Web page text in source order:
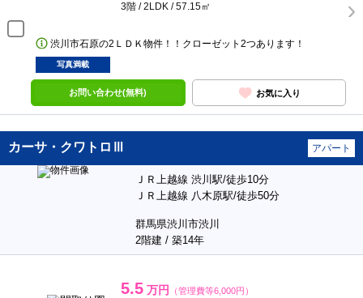
3階 / 2LDK / 57.15㎡
渋川市石原の2ＬＤＫ物件！！クローゼット2つあります！
写真満載
お問い合わせ(無料) お気に入り
カーサ・クワトロⅢ アパート
ＪＲ上越線 渋川駅/徒歩10分
ＪＲ上越線 八木原駅/徒歩50分
群馬県渋川市渋川
2階建 / 築14年
5.5 万円 （管理費等6,000円）